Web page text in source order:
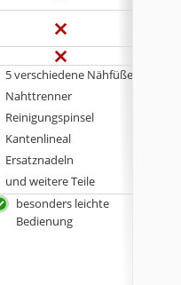
5 verschiedene Nähfüße
Nahttrenner
Reinigungspinsel
Kantenlineal
Ersatznadeln
und weitere Teile
besonders leichte
Bedienung